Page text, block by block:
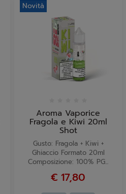
Novità
Aroma Vaporice
Fragola e Kiwi 20ml
Shot
Gusto: Fragola + Kiwi +
Ghiaccio Formato 20ml
Composizione: 100% PG...
€ 17,80